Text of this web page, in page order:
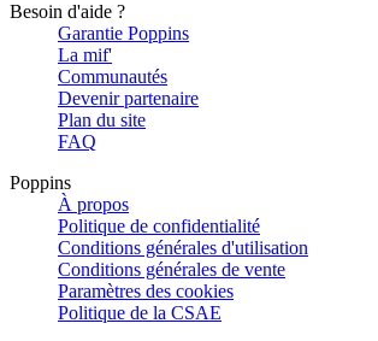
Besoin d'aide ?
Garantie Poppins
La mif'
Communautés
Devenir partenaire
Plan du site
FAQ
Poppins
À propos
Politique de confidentialité
Conditions générales d'utilisation
Conditions générales de vente
Paramètres des cookies
Politique de la CSAE